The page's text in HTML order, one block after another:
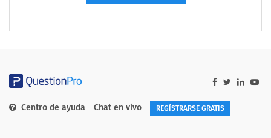
Centro de ayuda Chat en vivo REGÍSTRARSE GRATIS